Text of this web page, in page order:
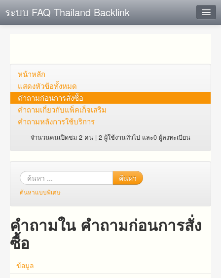
ระบบ FAQ Thailand Backlink
ตั้งคำถาม
ดูคำถาม
คุณต้องการที่จะลงทะเบียนหรือไม่?
หน้าหลัก
แสดงหัวข้อทั้งหมด
คำถาม​ก่อน​การ​สั่งซื้อ​
คำถาม​เกี่ยว​กับ​แพ็คเก็จ​เสริม
คำถามหลังการใช้บริการ
จำนวนคนเปิดชม 2 คน | 2 ผู้ใช้งานทั่วไป และ0 ผู้ลงทะเบียน
ค้นหา
ค้นหาแบบพิเศษ
คำถามใน คำถาม​ก่อน​การ​สั่ง
ซื้อ​
ข้อมูล